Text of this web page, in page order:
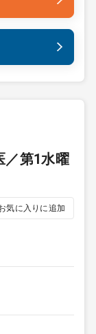
／第1水曜
気に入りに追加